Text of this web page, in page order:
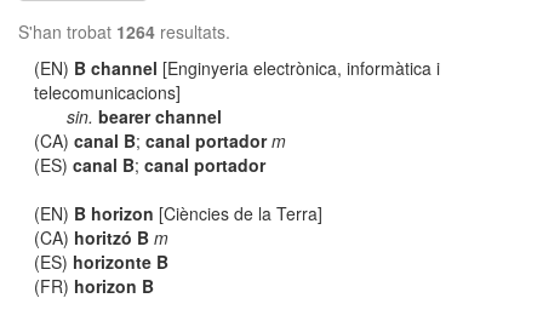
S'han trobat 1264 resultats.
(EN) B channel [Enginyeria electrònica, informàtica i
telecomunicacions]
sin. bearer channel
(CA)canal B;canal portador m
(ES)canal B;canal portador
(EN) B horizon [Ciències de la Terra]
(CA) horitzó B m
(ES) horizonte B
(FR) horizon B